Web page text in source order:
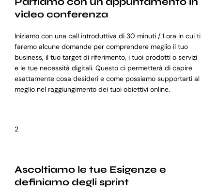
video conferenza
Iniziamo con una call introduttiva di 30 minuti / 1 ora in cui ti
faremo alcune domande per comprendere meglio il tuo
business, il tuo target di riferimento, i tuoi prodotti o servizi
e le tue necessità digitali. Questo ci permetterà di capire
esattamente cosa desideri e come possiamo supportarti al
meglio nel raggiungimento dei tuoi obiettivi online.
2
Ascoltiamo le tue Esigenze e
definiamo degli sprint